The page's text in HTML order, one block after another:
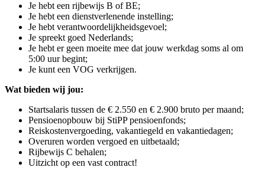
Je hebt een rijbewijs B of BE;
Je hebt een dienstverlenende instelling;
Je hebt verantwoordelijkheidsgevoel;
Je spreekt goed Nederlands;
Je hebt er geen moeite mee dat jouw werkdag soms al om
5:00 uur begint;
Je kunt een VOG verkrijgen.
Wat bieden wij jou:
Startsalaris tussen de € 2.550 en € 2.900 bruto per maand;
Pensioenopbouw bij StiPP pensioenfonds;
Reiskostenvergoeding, vakantiegeld en vakantiedagen;
Overuren worden vergoed en uitbetaald;
Rijbewijs C behalen;
Uitzicht op een vast contract!